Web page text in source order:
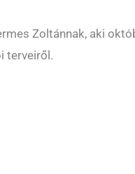
Zoltánnak, aki
terveiről.